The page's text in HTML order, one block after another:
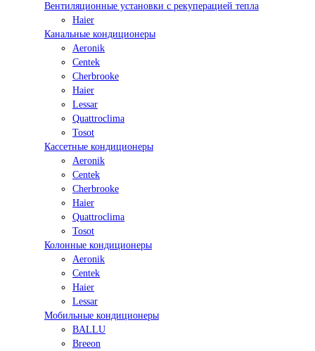
Вентиляционные установки с рекуперацией тепла
Haier
Канальные кондиционеры
Aeronik
Centek
Cherbrooke
Haier
Lessar
Quattroclima
Tosot
Кассетные кондиционеры
Aeronik
Centek
Cherbrooke
Haier
Quattroclima
Tosot
Колонные кондиционеры
Aeronik
Centek
Haier
Lessar
Мобильные кондиционеры
BALLU
Breeon